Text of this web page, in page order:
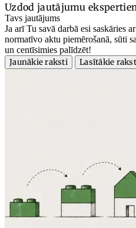
Uzdod jautājumu
Tavs jautājums
Ja arī Tu savā darbā esi saskāries
normatīvo aktu piemērošanā, sūti
un centīsimies palīdzēt!
Jaunākie raksti
Lasītākie